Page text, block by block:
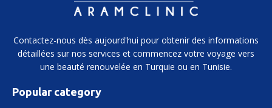
Contactez-nous dès aujourd'hui pour obtenir des informations
détaillées sur nos services et commencez votre voyage vers
une beauté renouvelée en Turquie ou en Tunisie.
Popular category